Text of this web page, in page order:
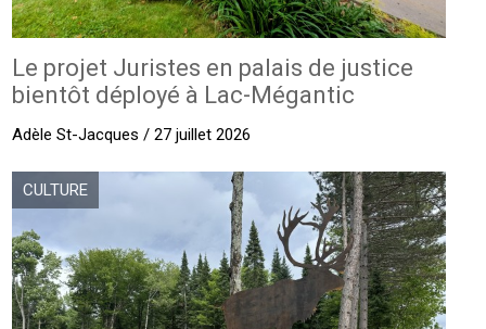
Le projet Juristes en palais de justice
bientôt déployé à Lac-Mégantic
Adèle St-Jacques / 27 juillet 2026
CULTURE